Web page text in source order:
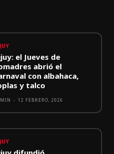
el Jueves de
abrió el
con albahaca,
y talco
- 12 FEBRERO, 2026